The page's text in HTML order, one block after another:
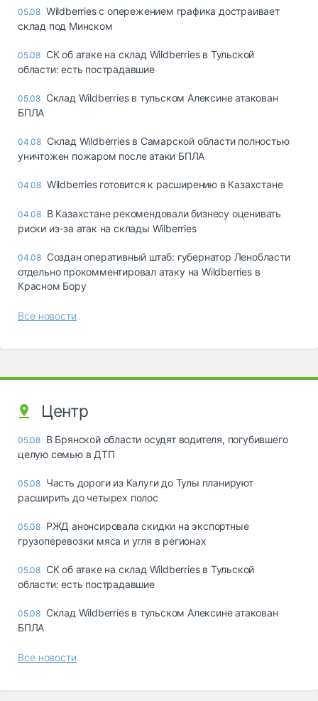
05.08 Wildberries с опережением графика достраивает
склад под Минском
05.08 СК об атаке на склад Wildberries в Тульской
области: есть пострадавшие
05.08 Склад Wildberries в тульском Алексине атакован
БПЛА
04.08 Склад Wildberries в Самарской области полностью
уничтожен пожаром после атаки БПЛА
04.08 Wildberries готовится к расширению в Казахстане
04.08 В Казахстане рекомендовали бизнесу оценивать
риски из-за атак на склады Wilberries
04.08 Создан оперативный штаб: губернатор Ленобласти
отдельно прокомментировал атаку на Wildberries в
Красном Бору
Все новости
Центр
05.08 В Брянской области осудят водителя, погубившего
целую семью в ДТП
05.08 Часть дороги из Калуги до Тулы планируют
расширить до четырех полос
05.08 РЖД анонсировала скидки на экспортные
грузоперевозки мяса и угля в регионах
05.08 СК об атаке на склад Wildberries в Тульской
области: есть пострадавшие
05.08 Склад Wildberries в тульском Алексине атакован
БПЛА
Все новости